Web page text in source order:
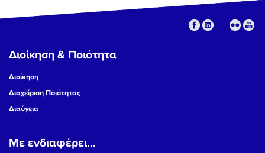
Διοίκηση & Ποιότητα
Διοίκηση
Διαχείριση Ποιότητας
Διαύγεια
Με ενδιαφέρει...